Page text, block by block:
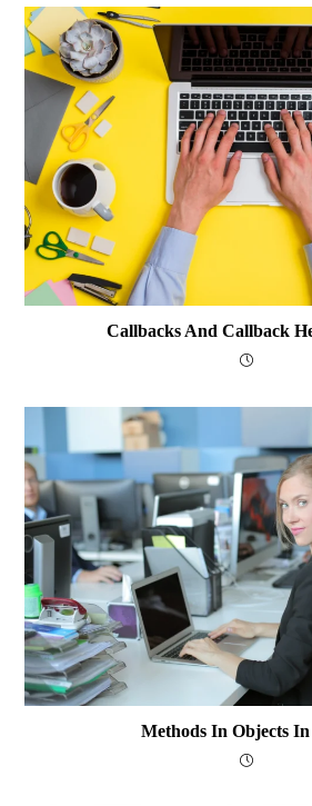
Callbacks And Callback
Methods In Objects